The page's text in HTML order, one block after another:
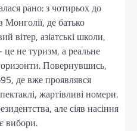
рано: з чотирьох до
де батько
вітер, азіатські школи,
це не туризм, а реальне
Повернувшись,
де вже проявлявся
жартівливі номери.
але сіяв насіння
вибори.